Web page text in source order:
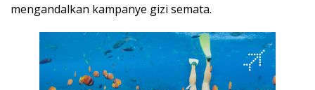
mengandalkan kampanye gizi semata.